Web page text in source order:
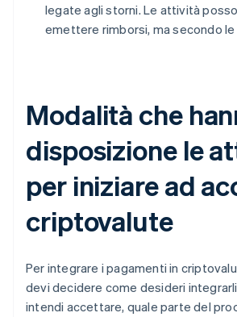
legate agli storni. Le attività
emettere rimborsi, ma secondo le
Modalità che
disposizione le
per iniziare ad
criptovalute
Per integrare i pagamenti in
devi decidere come desideri
intendi accettare, quale parte del